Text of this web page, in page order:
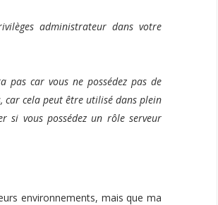
administrateur dans votre
pas car vous ne possédez pas de
car cela peut être utilisé dans plein
si vous possédez un rôle serveur
environnements, mais que ma